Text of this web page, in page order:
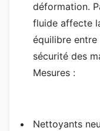
déformation.
fluide affecte
équilibre
sécurité des
Mesures :
Nettoyants